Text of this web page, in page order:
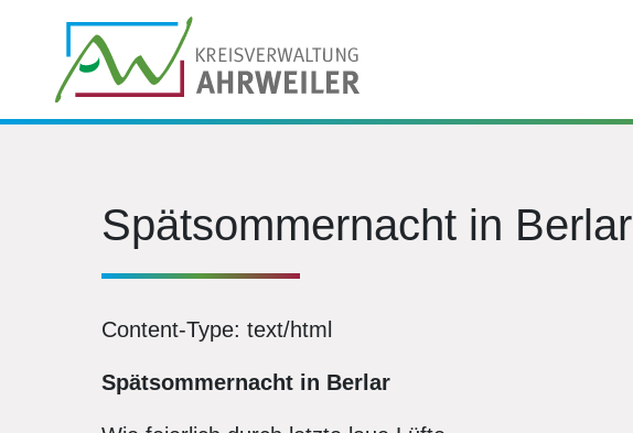
Spätsommernacht in Berlar
Content-Type: text/html
Spätsommernacht in Berlar